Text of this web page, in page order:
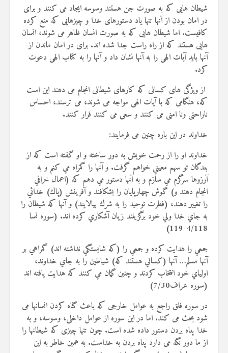
شیطان هایی که به صورت جن هستند وسوسه ایجاد می کنند و برای
در امان بودن از آنها تنها یاد دستورهای خدا و چیزهایی که منع کرده
کافیست. اما شیطان هایی که به صورت انسان ظاهر می شوند، انسان
هایی هستند که از راه راست جدا شده اند. برای در امان ماندن از
آنها باید آیات الهی را به آنها نشان داد و آنها را به کتاب الهی دعوت
کرد.
از ویژگی های کسانی که کارهای شیطانی انجام می دهند این است
که، هنگامی که با آیات الهی مواجه می شوند، می ترسند، احساس
ناراحتی ونا امنی می کنند و سعی می کنند فرار کنند.
خداوند در این باره چنین می فرمایند:
خداوند او را از رحمت خويش به دور ساخته و او گفته است كه از
بندگان تو سهم معيني خواهم گرفت. و آنها را گمراه مي كنم و به
آرزوها سرگرم مي‏ سازم و به آنها دستور مي‏ دهم كه (اعمال خرافي
انجام دهند و) گوش چهارپايان را بشكافند و آفرينش (پاك) خدائي
را تغيير دهند، (فطرت توحيد را به شرك بيالايند) و آنها كه شيطان را
به جاي خدا ولي خود برگزينند زيان آشكاري كرده ‏اند. (سوره نسا
4/118-119)
جمعي را هدايت كرده و جمعي را (كه شايستگي نداشته‏ اند) گمراهي بر
آنها مسلم… آنها (كساني هستند كه) شياطين را به جاي خداوند،
اولياي خود انتخاب كردند و چنين گمان مي‏ كنند كه هدايت يافته ‏اند
(سوره عراف7/30
)
در سوره فلق راجع به عوامل خارجی که باعث گناه کردن انسانها می
شود بحث می کند. اما در این سوره از عوامل داخلی، وسوسه، و به
خدا پناه بردن دستور داده شده است. چون تنها چیزی که شیطانها را
از ما دور نگه می دارد پناه بردن به خداست. به همین خاطر به این